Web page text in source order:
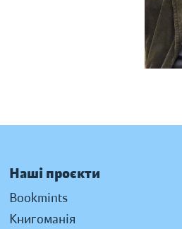
Наші проєкти
Bookmints
Книгоманія